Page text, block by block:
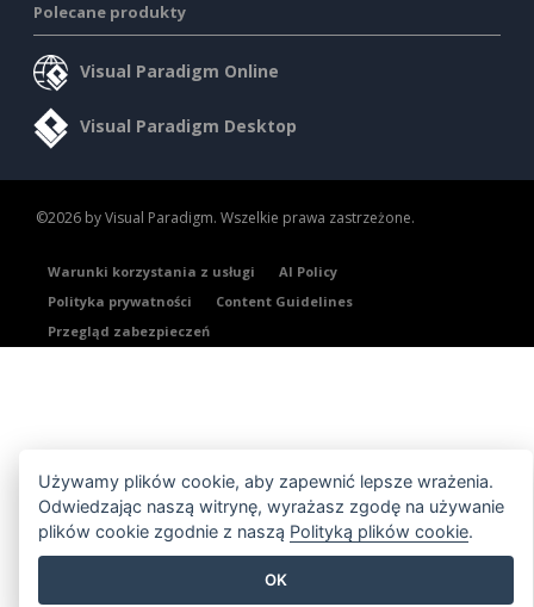
Polecane produkty
Visual Paradigm Online
Visual Paradigm Desktop
©2026 by Visual Paradigm. Wszelkie prawa zastrzeżone.
Warunki korzystania z usługi
AI Policy
Polityka prywatności
Content Guidelines
Przegląd zabezpieczeń
Używamy plików cookie, aby zapewnić lepsze wrażenia.
Odwiedzając naszą witrynę, wyrażasz zgodę na używanie
plików cookie zgodnie z naszą Polityką plików cookie.
OK